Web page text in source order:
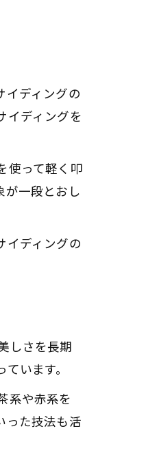
イディングの
イディングを
使って軽く叩
が一段とおし
イディングの
しさを長期
います。
系や赤系を
った技法も活